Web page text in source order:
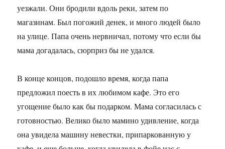
уезжали. Они бродили вдоль реки, затем по
магазинам. Был погожий денек, и много людей было
на улице. Папа очень нервничал, потому что если бы
мама догадалась, сюрприз бы не удался.
В конце концов, подошло время, когда папа
предложил поесть в их любимом кафе. Это его
угощение было как бы подарком. Мама согласилась с
готовностью. Велико было мамино удивление, когда
она увидела машину невестки, припаркованную у